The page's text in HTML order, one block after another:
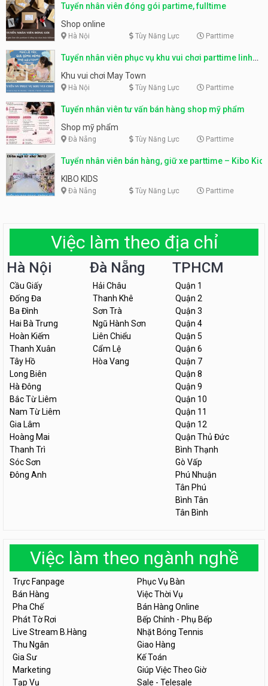
Tuyển nhân viên đóng gói partime, fulltime
Shop online
Hà Nội Tùy Năng Lực Parttime
Tuyển nhân viên phục vụ khu vui chơi parttime linh
động
Khu vui chơi May Town
Hà Nội Tùy Năng Lực Parttime
Tuyển nhân viên tư vấn bán hàng shop mỹ phẩm
Shop mỹ phẩm
Đà Nẵng Tùy Năng Lực Parttime
Tuyển nhân viên bán hàng, giữ xe parttime – Kibo Kid
KIBO KIDS
Đà Nẵng Tùy Năng Lực Parttime
Việc làm theo địa chỉ
Hà Nội
Cầu Giấy
Đống Đa
Ba Đình
Hai Bà Trưng
Hoàn Kiếm
Thanh Xuân
Tây Hồ
Long Biên
Hà Đông
Bắc Từ Liêm
Nam Từ Liêm
Gia Lâm
Hoàng Mai
Thanh Trì
Sóc Sơn
Đông Anh
Đà Nẵng
Hải Châu
Thanh Khê
Sơn Trà
Ngũ Hành Sơn
Liên Chiểu
Cẩm Lệ
Hòa Vang
TPHCM
Quận 1
Quận 2
Quận 3
Quận 4
Quận 5
Quận 6
Quận 7
Quận 8
Quận 9
Quận 10
Quận 11
Quận 12
Quận Thủ Đức
Bình Thạnh
Gò Vấp
Phú Nhuận
Tân Phú
Bình Tân
Tân Bình
Việc làm theo ngành nghề
Trực Fanpage
Phục Vụ Bàn
Bán Hàng
Việc Thời Vụ
Pha Chế
Bán Hàng Online
Phát Tờ Rơi
Bếp Chính - Phụ Bếp
Live Stream B.Hàng
Nhặt Bóng Tennis
Thu Ngân
Giao Hàng
Gia Sư
Kế Toán
Marketing
Giúp Việc Theo Giờ
Tạp Vụ
Sale - Telesale